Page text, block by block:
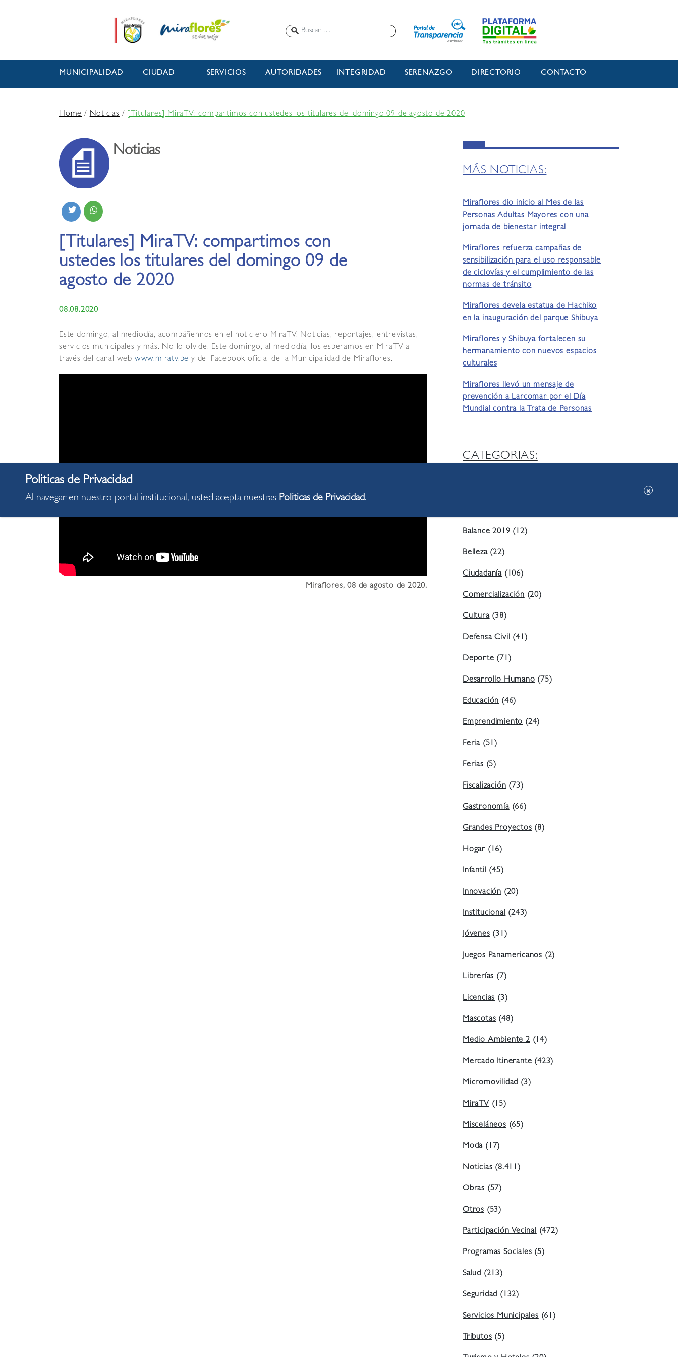
MUNICIPALIDAD CIUDAD SERVICIOS AUTORIDADES INTEGRIDAD SERENAZGO DIRECTORIO CONTACTO
Home/Noticias / [Titulares] MiraTV: compartimos con ustedes los titulares del domingo 09 de agosto de 2020
Noticias
[Titulares] MiraTV: compartimos con
ustedes los titulares del domingo 09 de
agosto de 2020
08.08.2020
Este domingo, al mediodía, acompáñennos en el noticiero MiraTV. Noticias, reportajes, entrevistas,
servicios municipales y más. No lo olvide. Este domingo, al mediodía, los esperamos en MiraTV a
través del canal web www.miratv.pe y del Facebook oficial de la Municipalidad de Miraflores.
Miraflores, 08 de agosto de 2020.
MÁS NOTICIAS:
Miraflores dio inicio al Mes de las
Personas Adultas Mayores con una
jornada de bienestar integral
Miraflores refuerza campañas de
sensibilización para el uso responsable
de ciclovías y el cumplimiento de las
normas de tránsito
Miraflores devela estatua de Hachiko
en la inauguración del parque Shibuya
Miraflores y Shibuya fortalecen su
hermanamiento con nuevos espacios
culturales
Miraflores llevó un mensaje de
prevención a Larcomar por el Día
Mundial contra la Trata de Personas
CATEGORIAS:
Balance 2019(12)
Belleza(22)
Ciudadanía (106)
Comercialización(20)
Cultura(38)
Defensa Civil(41)
Deporte(71)
Desarrollo Humano(75)
Educación(46)
Emprendimiento(24)
Feria (51)
Ferias(5)
Fiscalización(73)
Gastronomía(66)
Grandes Proyectos(8)
Hogar (16)
Infantil(45)
Innovación (20)
Institucional(243)
Jóvenes(31)
Juegos Panamericanos (2)
Librerías(7)
Licencias(3)
Mascotas(48)
Medio Ambiente 2(14)
Mercado Itinerante(423)
Micromovilidad(3)
MiraTV(15)
Misceláneos(65)
Moda(17)
Noticias(8.411)
Obras (57)
Otros (53)
Participación Vecinal(472)
Programas Sociales(5)
Salud (213)
Seguridad(132)
Servicios Municipales(61)
Tributos(5)
Al navegar en nuestro portal institucional, usted acepta nuestras Politicas de Privacidad.